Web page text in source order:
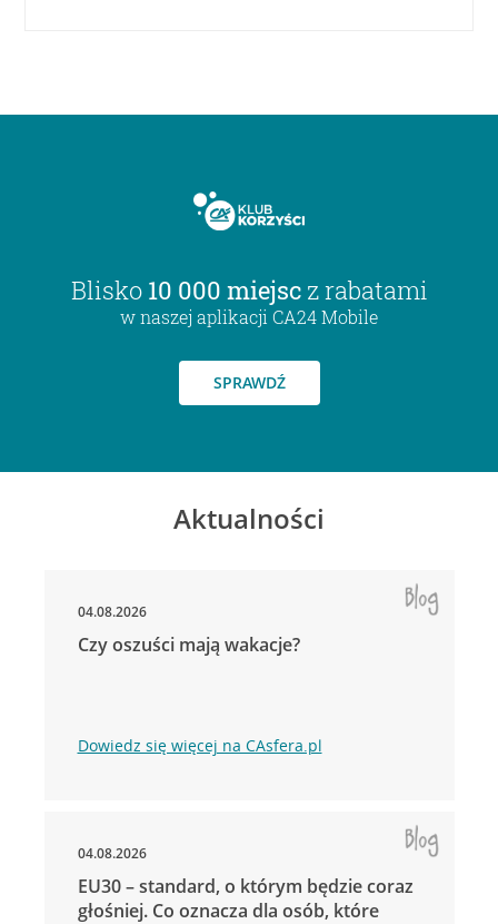
Blisko 10 000 miejsc z rabatami
w naszej aplikacji CA24 Mobile
SPRAWDŹ
Aktualności
04.08.2026
Czy oszuści mają wakacje?
Dowiedz się więcej na CAsfera.pl
04.08.2026
EU30 – standard, o którym będzie coraz
głośniej. Co oznacza dla osób, które